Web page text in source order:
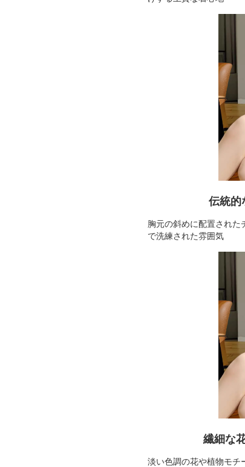
伝統的
胸元の斜めに配置された
で洗練された雰囲気
繊細な
淡い色調の花や植物モチ